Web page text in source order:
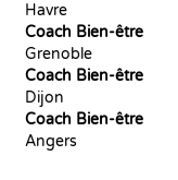
Havre
Coach Bien-être
Grenoble
Coach Bien-être
Dijon
Coach Bien-être
Angers